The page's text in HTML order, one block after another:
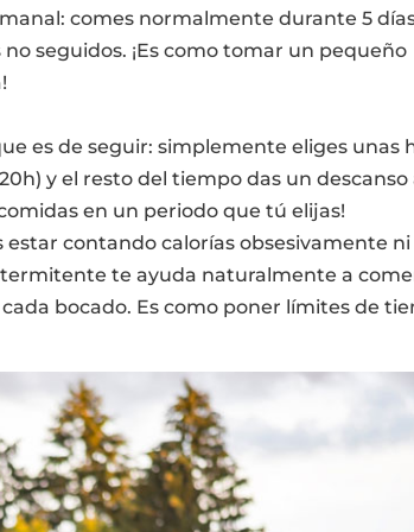
comes normalmente durante 5
seguidos. ¡Es como tomar un pequeño
es de seguir: simplemente eliges unas
y el resto del tiempo das un descanso
en un periodo que tú elijas!
estar contando calorías obsesivamente ni
te ayuda naturalmente a
bocado. Es como poner límites de